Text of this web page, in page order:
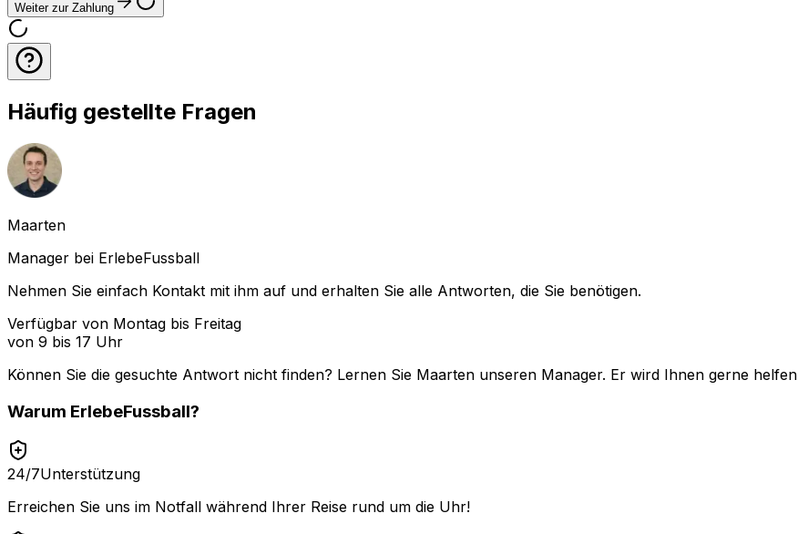
Weiter zur Zahlung
Häufig gestellte Fragen
Maarten
Manager bei ErlebeFussball
Nehmen Sie einfach Kontakt mit ihm auf und erhalten Sie alle Antworten, die Sie benötigen.
Verfügbar von Montag bis Freitag
von 9 bis 17 Uhr
Können Sie die gesuchte Antwort nicht finden? Lernen Sie Maarten unseren Manager. Er wird Ihnen gerne helfen
Warum ErlebeFussball?
24/7Unterstützung
Erreichen Sie uns im Notfall während Ihrer Reise rund um die Uhr!